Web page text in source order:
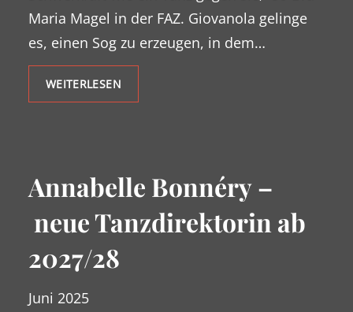
Maria Magel in der FAZ. Giovanola gelinge
es, einen Sog zu erzeugen, in dem…
WEITERLESEN
Annabelle Bonnéry –
neue Tanzdirektorin ab
2027/28
Juni 2025